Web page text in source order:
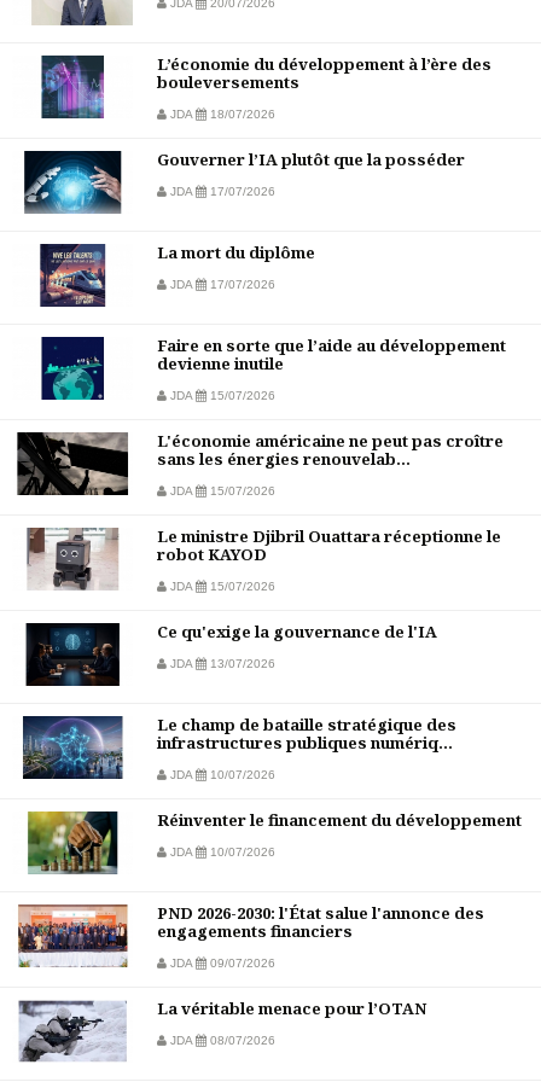
JDA 20/07/2026
L’économie du développement à l’ère des
bouleversements
JDA 18/07/2026
Gouverner l’IA plutôt que la posséder
JDA 17/07/2026
La mort du diplôme
JDA 17/07/2026
Faire en sorte que l’aide au développement
devienne inutile
JDA 15/07/2026
L'économie américaine ne peut pas croître
sans les énergies renouvelab...
JDA 15/07/2026
Le ministre Djibril Ouattara réceptionne le
robot KAYOD
JDA 15/07/2026
Ce qu'exige la gouvernance de l'IA
JDA 13/07/2026
Le champ de bataille stratégique des
infrastructures publiques numériq...
JDA 10/07/2026
Réinventer le financement du développement
JDA 10/07/2026
PND 2026-2030: l'État salue l'annonce des
engagements financiers
JDA 09/07/2026
La véritable menace pour l’OTAN
JDA 08/07/2026